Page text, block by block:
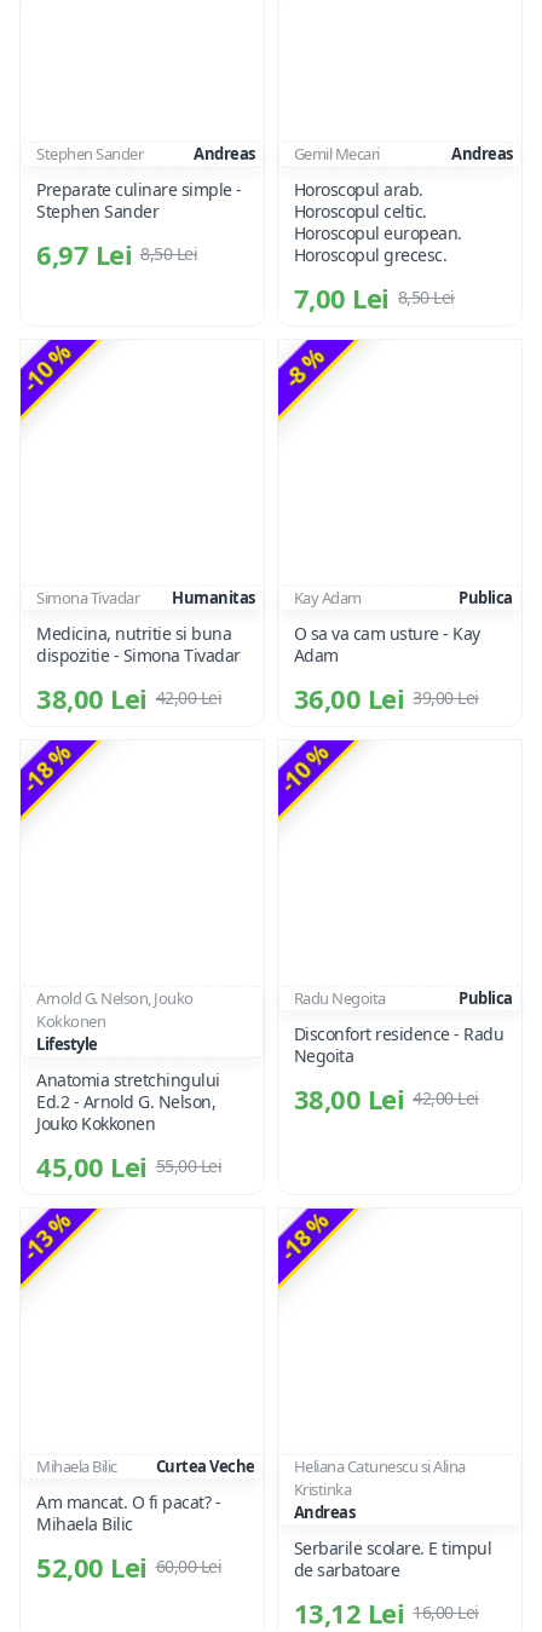
Stephen Sander Andreas
Preparate culinare simple -
Stephen Sander
6,97 Lei 8,50 Lei
Gemil Mecari Andreas
Horoscopul arab.
Horoscopul celtic.
Horoscopul european.
Horoscopul grecesc.
7,00 Lei 8,50 Lei
-10 %
Simona Tivadar Humanitas
Medicina, nutritie si buna
dispozitie - Simona Tivadar
38,00 Lei 42,00 Lei
-8 %
Kay Adam Publica
O sa va cam usture - Kay
Adam
36,00 Lei 39,00 Lei
-18 %
Arnold G. Nelson, Jouko
Kokkonen
Lifestyle
Anatomia stretchingului
Ed.2 - Arnold G. Nelson,
Jouko Kokkonen
45,00 Lei 55,00 Lei
-10 %
Radu Negoita Publica
Disconfort residence - Radu
Negoita
38,00 Lei 42,00 Lei
-13 %
Mihaela Bilic Curtea Veche
Am mancat. O fi pacat? -
Mihaela Bilic
52,00 Lei 60,00 Lei
-18 %
Heliana Catunescu si Alina
Kristinka
Andreas
Serbarile scolare. E timpul
de sarbatoare
13,12 Lei 16,00 Lei